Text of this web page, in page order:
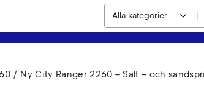
Ny City Ranger 2260 – Salt – och